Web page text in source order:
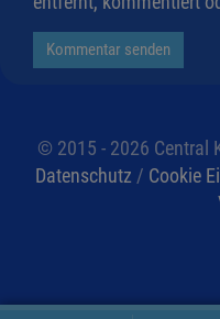
Kommentar senden
© 2015 - 2026 Central
Datenschutz / Cookie